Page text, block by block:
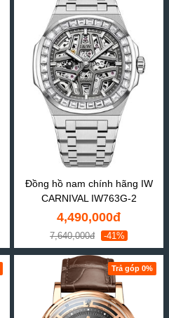
Đồng hồ nam chính hãng IW
CARNIVAL IW763G-2
4,490,000đ
7,640,000đ -41%
Trả góp 0%